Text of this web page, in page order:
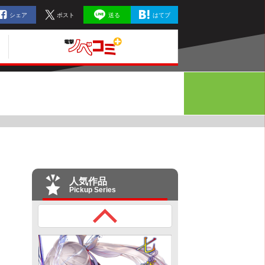
シェア ポスト 送る はてブ
人気作品
Pickup Series